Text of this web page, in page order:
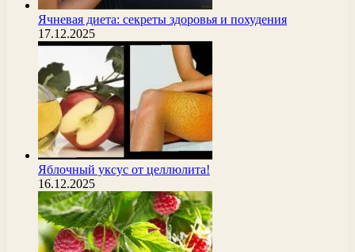
Ячневая диета: секреты здоровья и похудения
17.12.2025
Яблочный уксус от целлюлита!
16.12.2025